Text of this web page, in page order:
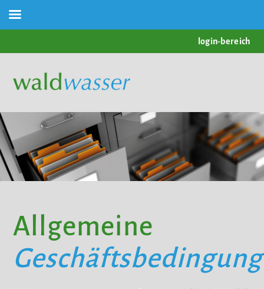
login-bereich
Allgemeine